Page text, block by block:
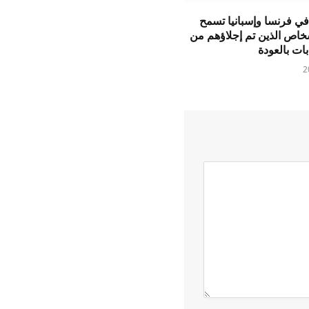
فرنسا وإسبانيا تسمح
الذين تم إجلاؤهم من
بالعودة